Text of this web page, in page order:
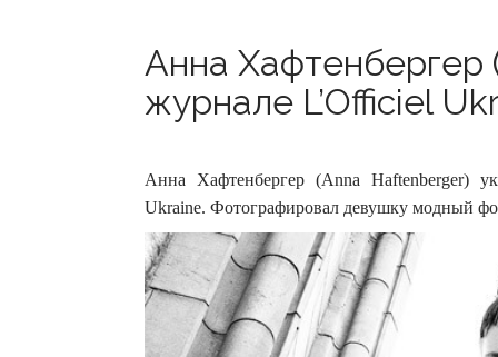
Анна Хафтенбергер
журнале L’Officiel
Анна Хафтенбергер (Anna Haftenberger)
Ukraine. Фотографировал девушку модный